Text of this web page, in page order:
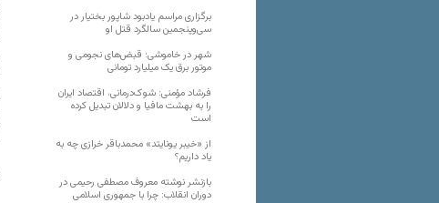
برگزاری مراسم یادبود شاپور بختیار در
سی‌وپنجمین سالگرد قتل او
شهر در خاموشی؛ قبض‌های نجومی و
موتور برق یک میلیارد تومانی
فرشاد مؤمنی: شوک‌درمانی، اقتصاد ایران
را به بهشت مافیا و دلالان تبدیل کرده
است
از «خیبر یونایتد» محمدباقر خرازی چه به
یاد داریم؟
بازنشر نوشته معروف مصطفی رحیمی در
دوران انقلاب: چرا با جمهوری اسلامی